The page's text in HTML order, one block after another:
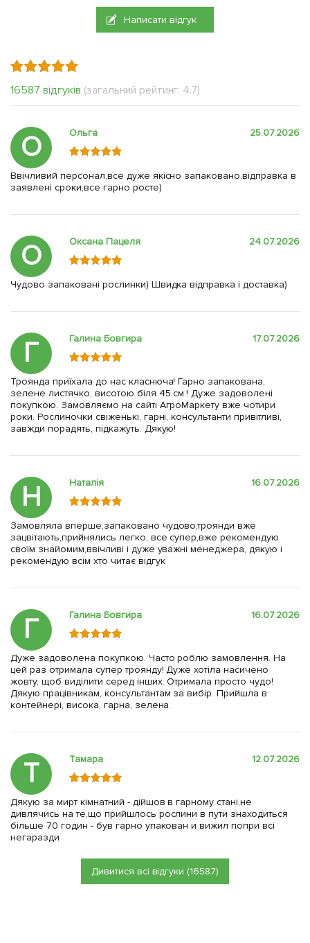
Написати відгук
16587 відгуків (загальний рейтинг: 4.7)
О Ольга 25.07.2026
Ввічливий персонал,все дуже якісно запаковано,відправка в
заявлені сроки,все гарно росте)
О Оксана Пацеля 24.07.2026
Чудово запаковані рослинки) Швидка відправка і доставка)
Г Галина Бовгира 17.07.2026
Троянда приїхала до нас класнюча! Гарно запакована,
зелене листячко, висотою біля 45 см.! Дуже задоволені
покупкою. Замовляємо на сайті АгроМаркету вже чотири
роки. Рослиночки свіженькі, гарні, консультанти привітливі,
завжди порадять, підкажуть. Дякую!
Н Наталія 16.07.2026
Замовляла вперше,запаковано чудово,троянди вже
зацвітають,прийнялись легко, все супер,вже рекомендую
своїм знайомим,ввічливі і дуже уважні менеджера, дякую і
рекомендую всім хто читає відгук
Г Галина Бовгира 16.07.2026
Дуже задоволена покупкою. Часто роблю замовлення. На
цей раз отримала супер троянду! Дуже хотіла насичено
жовту, щоб виділити серед інших. Отримала просто чудо!
Дякую працівникам, консультантам за вибір. Прийшла в
контейнері, висока, гарна, зелена.
Т Тамара 12.07.2026
Дякую за мирт кімнатний - дійшов в гарному стані,не
дивлячись на те,що прийшлось рослини в пути знаходиться
більше 70 годин - був гарно упакован и вижил попри всі
негаразди
Дивитися всі відгуки (16587)